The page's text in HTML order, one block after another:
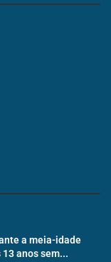
a meia-idade
anos sem...